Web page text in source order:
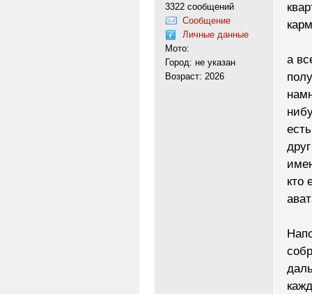
3322 сообщений
Сообщение
Личные данные
Мото:
Город: не указан
Возраст: 2026
а
кто